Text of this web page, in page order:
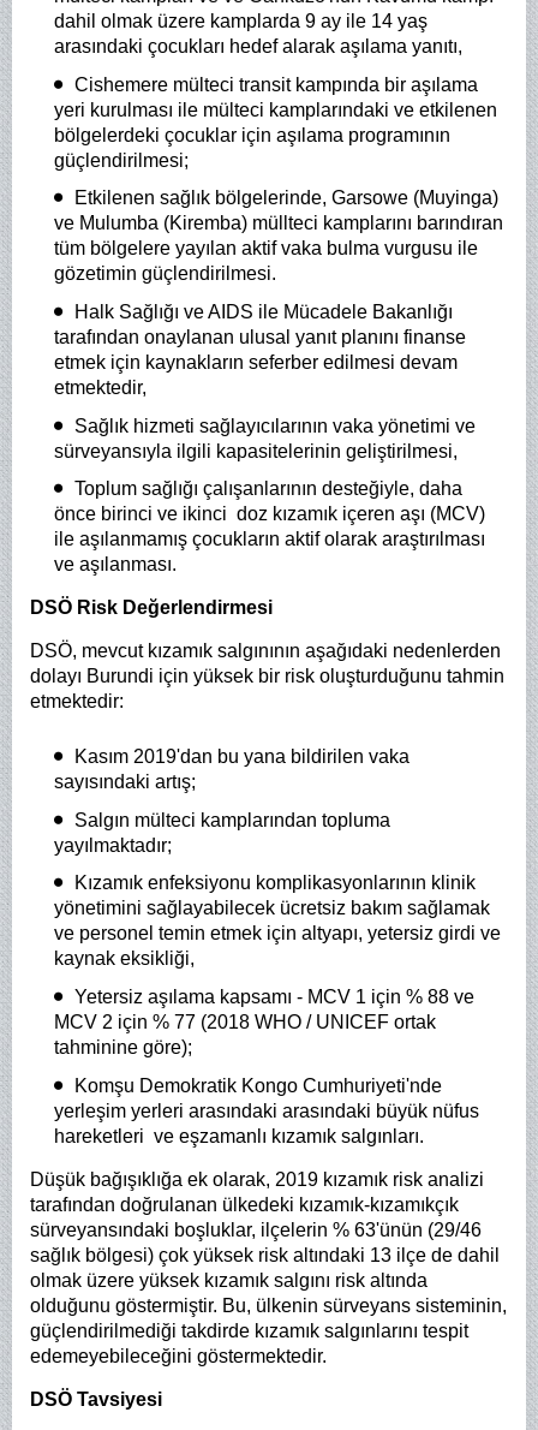
dahil olmak üzere kamplarda 9 ay ile 14 yaş
arasındaki çocukları hedef alarak aşılama yanıtı,
Cishemere mülteci transit kampında bir aşılama
yeri kurulması ile mülteci kamplarındaki ve etkilenen
bölgelerdeki çocuklar için aşılama programının
güçlendirilmesi;
Etkilenen sağlık bölgelerinde, Garsowe (Muyinga)
ve Mulumba (Kiremba) müllteci kamplarını barındıran
tüm bölgelere yayılan aktif vaka bulma vurgusu ile
gözetimin güçlendirilmesi.
Halk Sağlığı ve AIDS ile Mücadele Bakanlığı
tarafından onaylanan ulusal yanıt planını finanse
etmek için kaynakların seferber edilmesi devam
etmektedir,
Sağlık hizmeti sağlayıcılarının vaka yönetimi ve
sürveyansıyla ilgili kapasitelerinin geliştirilmesi,
Toplum sağlığı çalışanlarının desteğiyle, daha
önce birinci ve ikinci doz kızamık içeren aşı (MCV)
ile aşılanmamış çocukların aktif olarak araştırılması
ve aşılanması.
DSÖ Risk Değerlendirmesi
DSÖ, mevcut kızamık salgınının aşağıdaki nedenlerden
dolayı Burundi için yüksek bir risk oluşturduğunu tahmin
etmektedir:
Kasım 2019'dan bu yana bildirilen vaka
sayısındaki artış;
Salgın mülteci kamplarından topluma
yayılmaktadır;
Kızamık enfeksiyonu komplikasyonlarının klinik
yönetimini sağlayabilecek ücretsiz bakım sağlamak
ve personel temin etmek için altyapı, yetersiz girdi ve
kaynak eksikliği,
Yetersiz aşılama kapsamı - MCV 1 için % 88 ve
MCV 2 için % 77 (2018 WHO / UNICEF ortak
tahminine göre);
Komşu Demokratik Kongo Cumhuriyeti'nde
yerleşim yerleri arasındaki arasındaki büyük nüfus
hareketleri ve eşzamanlı kızamık salgınları.
Düşük bağışıklığa ek olarak, 2019 kızamık risk analizi
tarafından doğrulanan ülkedeki kızamık-kızamıkçık
sürveyansındaki boşluklar, ilçelerin % 63'ünün (29/46
sağlık bölgesi) çok yüksek risk altındaki 13 ilçe de dahil
olmak üzere yüksek kızamık salgını risk altında
olduğunu göstermiştir. Bu, ülkenin sürveyans sisteminin,
güçlendirilmediği takdirde kızamık salgınlarını tespit
edemeyebileceğini göstermektedir.
DSÖ Tavsiyesi